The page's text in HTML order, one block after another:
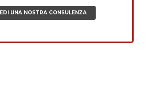
UNA NOSTRA CONSULENZA